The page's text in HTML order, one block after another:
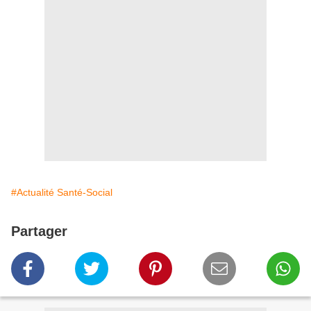
#Actualité Santé-Social
Partager